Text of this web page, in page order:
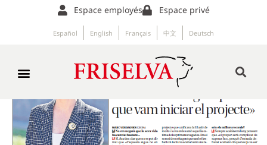
Espace employés Espace privé
Español English Français 中文 Deutsch